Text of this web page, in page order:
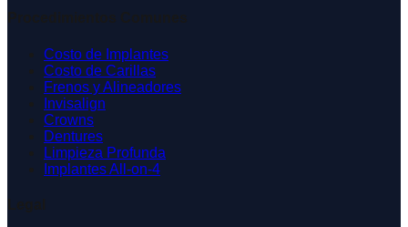
Costo de Implantes
Costo de Carillas
Frenos y Alineadores
Invisalign
Crowns
Dentures
Limpieza Profunda
Implantes All-on-4